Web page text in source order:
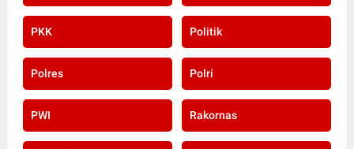
PKK Politik
Polres Polri
PWI Rakornas